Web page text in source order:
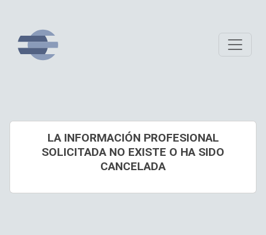
LA INFORMACIÓN PROFESIONAL
SOLICITADA NO EXISTE O HA SIDO
CANCELADA